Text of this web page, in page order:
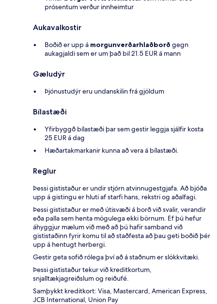
prósentum verður innheimtur
Aukavalkostir
Boðið er upp á morgunverðarhlaðborð gegn
aukagjaldi sem er um það bil 21.5 EUR á mann
Gæludýr
Þjónustudýr eru undanskilin frá gjöldum
Bílastæði
Yfirbyggð bílastæði þar sem gestir leggja sjálfir kosta
25 EUR á dag
Hæðartakmarkanir kunna að vera á bílastæði.
Reglur
Þessi gististaður er undir stjórn atvinnugestgjafa. Að bjóða
upp á gistingu er hluti af starfi hans, rekstri og aðalfagi.
Þessi gististaður er með útisvæði á borð við svalir, verandir
eða palla sem henta mögulega ekki börnum. Ef þú hefur
áhyggjur mælum við með að þú hafir samband við
gististaðinn fyrir komu til að staðfesta að þau geti boðið þér
upp á hentugt herbergi.
Gestir geta sofið rólega því að á staðnum er slökkvitæki.
Þessi gististaður tekur við kreditkortum,
snjalltækjagreiðslum og reiðufé.
Samþykkt kreditkort: Visa, Mastercard, American Express,
JCB International, Union Pay